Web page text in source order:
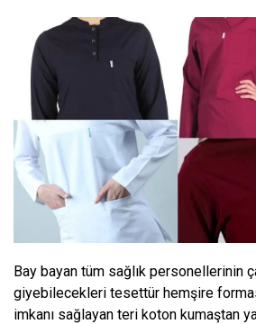
Bay bayan tüm sağlık personellerinin
giyebilecekleri tesettür hemşire
imkanı sağlayan teri koton kumaştan